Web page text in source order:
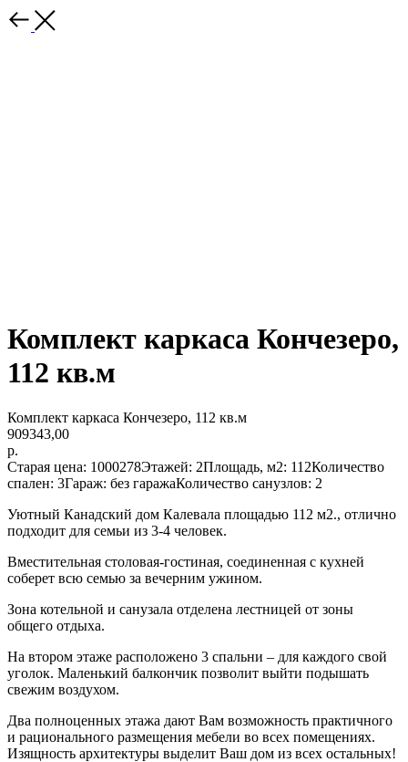
Комплект каркаса Кончезеро,
112 кв.м
Комплект каркаса Кончезеро, 112 кв.м
909343,00
р.
Старая цена: 1000278Этажей: 2Площадь, м2: 112Количество
спален: 3Гараж: без гаражаКоличество санузлов: 2
Уютный Канадский дом Калевала площадью 112 м2., отлично
подходит для семьи из 3-4 человек.
Вместительная столовая-гостиная, соединенная с кухней
соберет всю семью за вечерним ужином.
Зона котельной и санузала отделена лестницей от зоны
общего отдыха.
На втором этаже расположено 3 спальни – для каждого свой
уголок. Маленький балкончик позволит выйти подышать
свежим воздухом.
Два полноценных этажа дают Вам возможность практичного
и рационального размещения мебели во всех помещениях.
Изящность архитектуры выделит Ваш дом из всех остальных!